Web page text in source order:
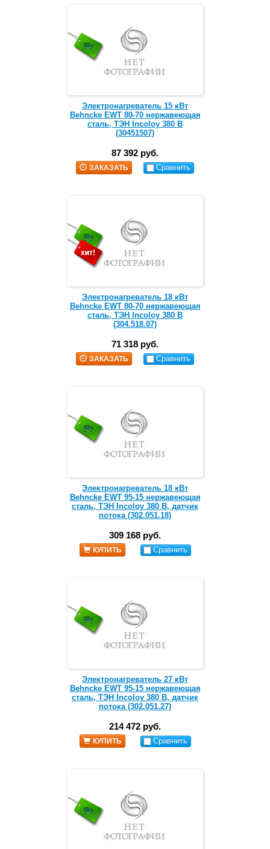
Электронагреватель 15 кВт
Behncke EWT 80-70 нержавеющая
сталь, ТЭН Incoloy 380 В
(30451507)
87 392 руб.
ЗАКАЗАТЬ Сравнить
Электронагреватель 18 кВт
Behncke EWT 80-70 нержавеющая
сталь, ТЭН Incoloy 380 В
(304.518.07)
71 318 руб.
ЗАКАЗАТЬ Сравнить
Электронагреватель 18 кВт
Behncke EWT 95-15 нержавеющая
сталь, ТЭН Incoloy 380 В, датчик
потока (302.051.18)
309 168 руб.
КУПИТЬ Сравнить
Электронагреватель 27 кВт
Behncke EWT 95-15 нержавеющая
сталь, ТЭН Incoloy 380 В, датчик
потока (302.051.27)
214 472 руб.
КУПИТЬ Сравнить